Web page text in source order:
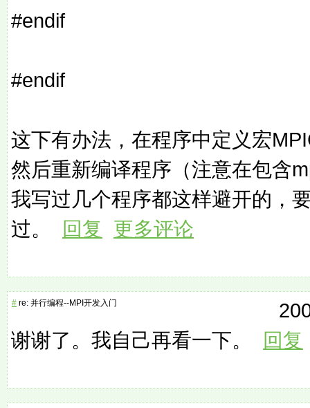
#endif
#endif
这下有办法，在程序中定义宏
然后重新编译程序（注意在包含
我写过几个程序都这样避开的，
过。 回复 更多评论
# re: 并行编程--MPI开发入门
谢谢了。我自己再看一下。 回复